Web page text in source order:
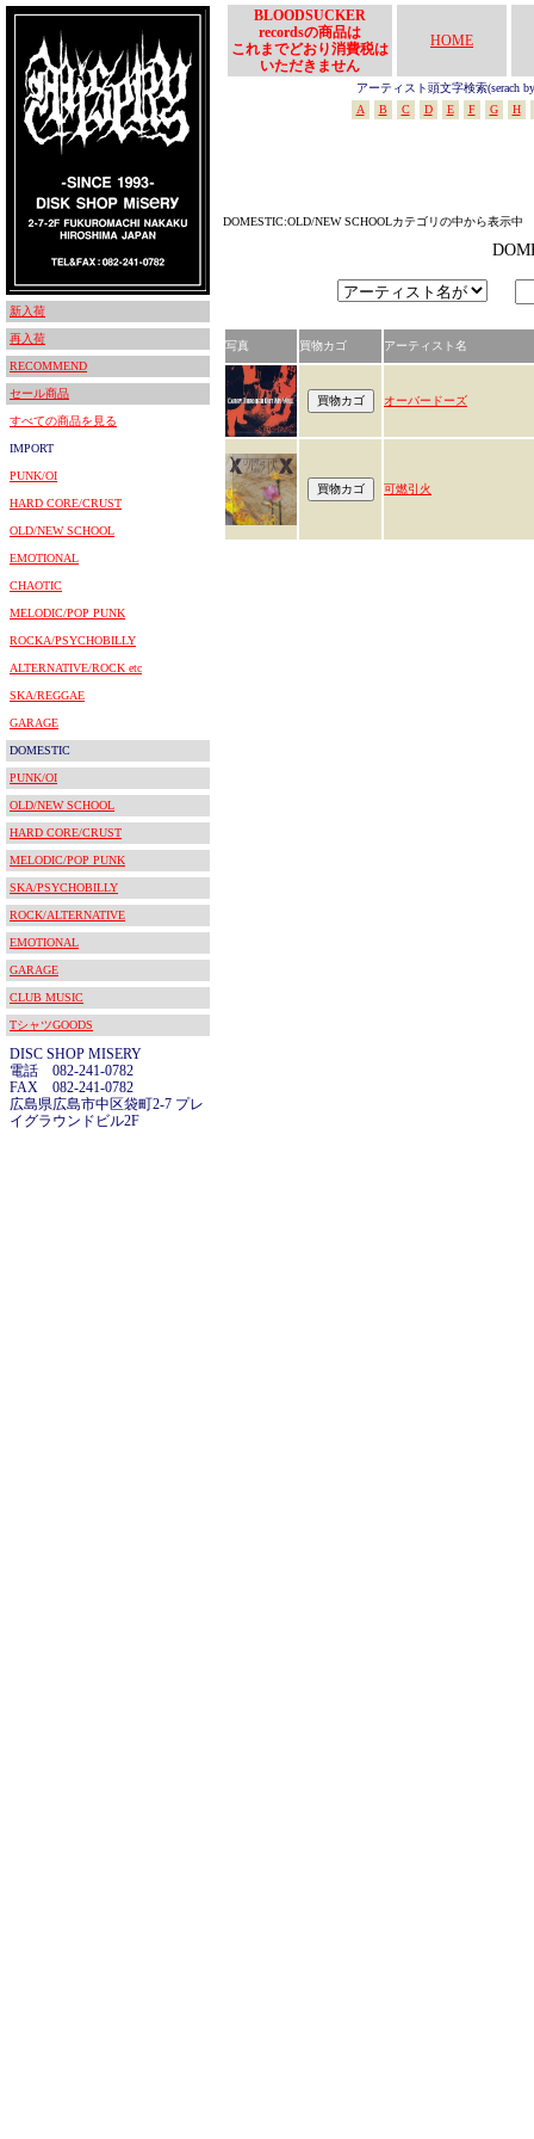
新入荷
再入荷
RECOMMEND
セール商品
すべての商品を見る
IMPORT
PUNK/OI
HARD CORE/CRUST
OLD/NEW SCHOOL
EMOTIONAL
CHAOTIC
MELODIC/POP PUNK
ROCKA/PSYCHOBILLY
ALTERNATIVE/ROCK etc
SKA/REGGAE
GARAGE
DOMESTIC
PUNK/OI
OLD/NEW SCHOOL
HARD CORE/CRUST
MELODIC/POP PUNK
SKA/PSYCHOBILLY
ROCK/ALTERNATIVE
EMOTIONAL
GARAGE
CLUB MUSIC
TシャツGOODS
DISC SHOP MISERY
電話 082-241-0782
FAX 082-241-0782
広島県広島市中区袋町2-7 プレ
イグラウンドビル2F
BLOODSUCKER
recordsの商品は
これまでどおり消費税は
いただきません
HOME
アーティスト頭文字検索(serach
A
B C D E F G H
DOMESTIC:OLD/NEW SCHOOLカテゴリの中から表示中
写真 買物カゴ アーティスト名
オーバードーズ
可燃引火